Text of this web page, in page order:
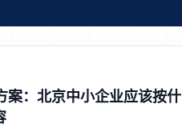
案：北京中小企业应该按什